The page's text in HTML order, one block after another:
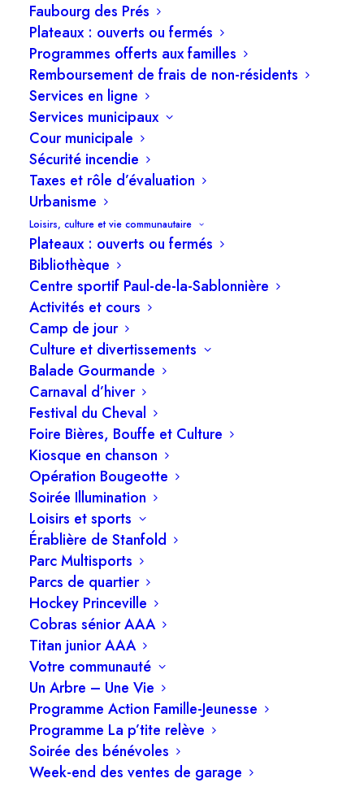
Faubourg des Prés
Plateaux : ouverts ou fermés
Programmes offerts aux familles
Remboursement de frais de non-résidents
Services en ligne
Services municipaux
Cour municipale
Sécurité incendie
Taxes et rôle d’évaluation
Urbanisme
Loisirs, culture et vie communautaire
Plateaux : ouverts ou fermés
Bibliothèque
Centre sportif Paul-de-la-Sablonnière
Activités et cours
Camp de jour
Culture et divertissements
Balade Gourmande
Carnaval d’hiver
Festival du Cheval
Foire Bières, Bouffe et Culture
Kiosque en chanson
Opération Bougeotte
Soirée Illumination
Loisirs et sports
Érablière de Stanfold
Parc Multisports
Parcs de quartier
Hockey Princeville
Cobras sénior AAA
Titan junior AAA
Votre communauté
Un Arbre – Une Vie
Programme Action Famille-Jeunesse
Programme La p’tite relève
Soirée des bénévoles
Week-end des ventes de garage